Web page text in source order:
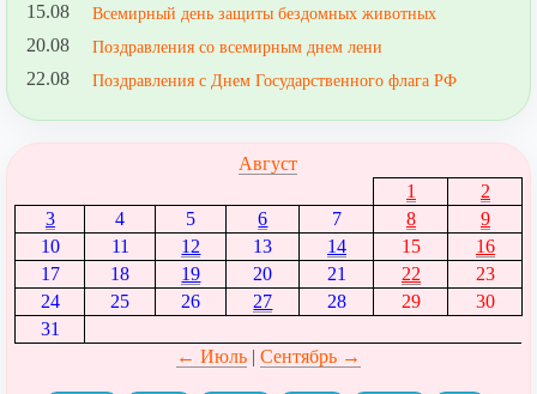
15.08 Всемирный день защиты бездомных животных
20.08 Поздравления со всемирным днем лени
22.08 Поздравления с Днем Государственного флага РФ
Август
1
2
3
4 5 6 7 8
9
10
11 12 13 14 15
16
17
18 19 20 21 22
23
24
25 26 27 28 29
30
31
← Июль| Сентябрь →